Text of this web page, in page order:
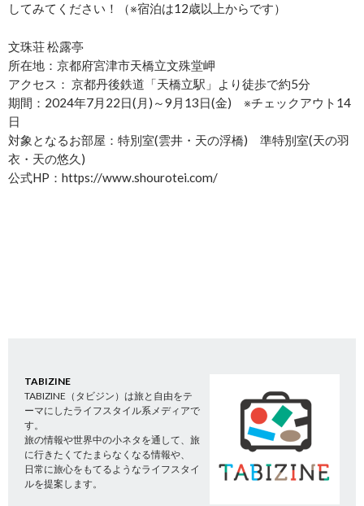
してみてください！（※宿泊は12歳以上からです）
文珠荘 松露亭
所在地：京都府宮津市天橋立文殊堂岬
アクセス： 京都丹後鉄道「天橋立駅」より徒歩で約5分
期間：2024年7月22日(月)～9月13日(金) ※チェックアウト14
日
対象となるお部屋：特別室(雲井・天の浮橋) 準特別室(天の羽
衣・天の悠久)
公式HP：https://www.shourotei.com/
TABIZINE
TABIZINE（タビジン）は旅と自由をテ
ーマにしたライフスタイル系メディアで
す。
旅の情報や世界中の小ネタを通して、旅
に行きたくてたまらなくなる情報や、
日常に旅心をもてるようなライフスタイ
ルを提案します。